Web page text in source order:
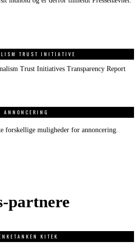
TRUST INITIATIVE
Trust Initiatives Transparency Report
ANNONCERING
forskellige muligheder for annoncering.
partnere
KITEK